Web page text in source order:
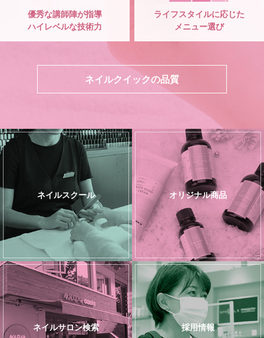
優秀な講師陣が指導
ハイレベルな技術力
ライフスタイルに応じた
メニュー選び
ネイルクイックの品質
ネイルスクール オリジナル商品
ネイルサロン検索 採用情報